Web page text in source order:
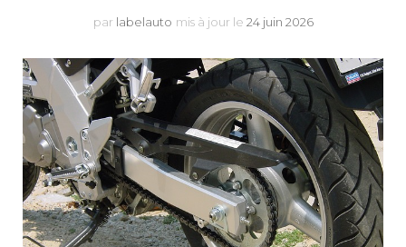
par labelauto mis à jour le 24 juin 2026